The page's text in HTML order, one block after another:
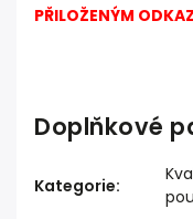
PŘILOŽENÝM
Doplňkové
Kategorie: